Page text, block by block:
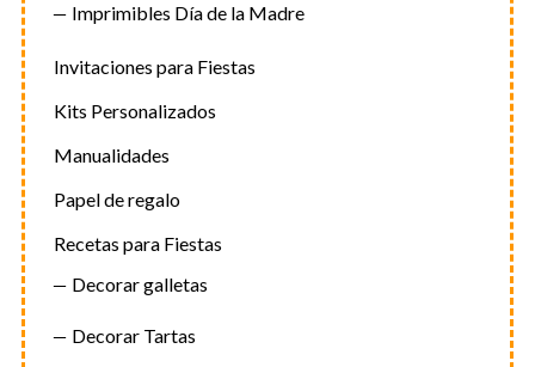
Imprimibles Día de la Madre
Invitaciones para Fiestas
Kits Personalizados
Manualidades
Papel de regalo
Recetas para Fiestas
Decorar galletas
Decorar Tartas